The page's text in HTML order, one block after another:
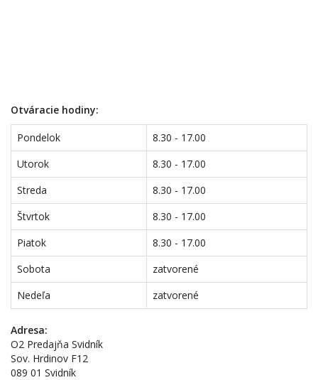
Otváracie hodiny:
Pondelok
8.30 - 17.00
Utorok
8.30 - 17.00
Streda
8.30 - 17.00
Štvrtok
8.30 - 17.00
Piatok
8.30 - 17.00
Sobota
zatvorené
Nedeľa
zatvorené
Adresa:
O2 Predajňa Svidník
Sov. Hrdinov F12
089 01 Svidník